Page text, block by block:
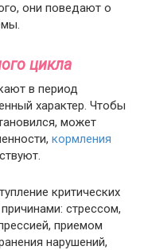
они поведают о
цикла
в период
характер. Чтобы
может
кормления
критических
стрессом,
приемом
нарушений,